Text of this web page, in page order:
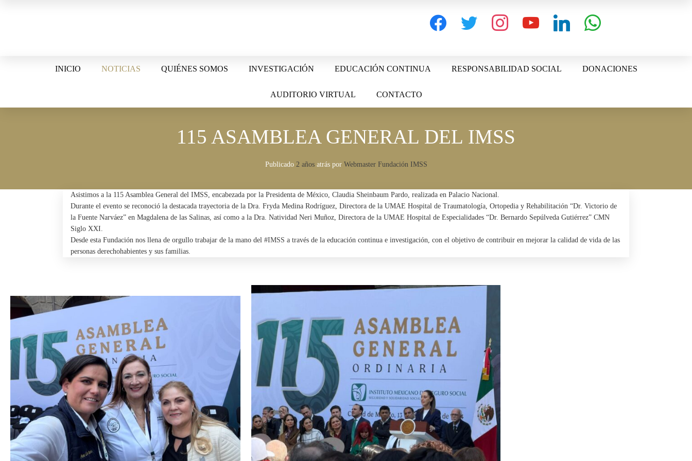
facebook twitter instagram youtube linkedin whatsapp
INICIO NOTICIAS QUIÉNES SOMOS INVESTIGACIÓN EDUCACIÓN CONTINUA RESPONSABILIDAD SOCIAL DONACIONES
AUDITORIO VIRTUAL CONTACTO
115 ASAMBLEA GENERAL DEL IMSS
Publicado 2 añosatrás por Webmaster Fundación IMSS
Asistimos a la 115 Asamblea General del IMSS, encabezada por la Presidenta de México, Claudia Sheinbaum Pardo, realizada en Palacio Nacional.
Durante el evento se reconoció la destacada trayectoria de la Dra. Fryda Medina Rodríguez, Directora de la UMAE Hospital de Traumatología, Ortopedia y Rehabilitación “Dr. Victorio de
la Fuente Narváez” en Magdalena de las Salinas, así como a la Dra. Natividad Neri Muñoz, Directora de la UMAE Hospital de Especialidades “Dr. Bernardo Sepúlveda Gutiérrez” CMN
Siglo XXI.
Desde esta Fundación nos llena de orgullo trabajar de la mano del #IMSS a través de la educación continua e investigación, con el objetivo de contribuir en mejorar la calidad de vida de las
personas derechohabientes y sus familias.